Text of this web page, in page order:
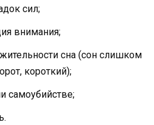
сил;
внимания;
сна (сон слишком
короткий);
самоубийстве;